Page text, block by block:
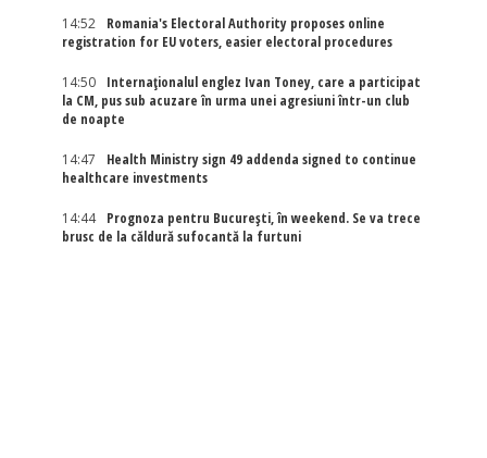
14:52
Romania's Electoral Authority proposes online
registration for EU voters, easier electoral procedures
14:50
Internaţionalul englez Ivan Toney, care a participat
la CM, pus sub acuzare în urma unei agresiuni într-un club
de noapte
14:47
Health Ministry sign 49 addenda signed to continue
healthcare investments
14:44
Prognoza pentru București, în weekend. Se va trece
brusc de la căldură sufocantă la furtuni